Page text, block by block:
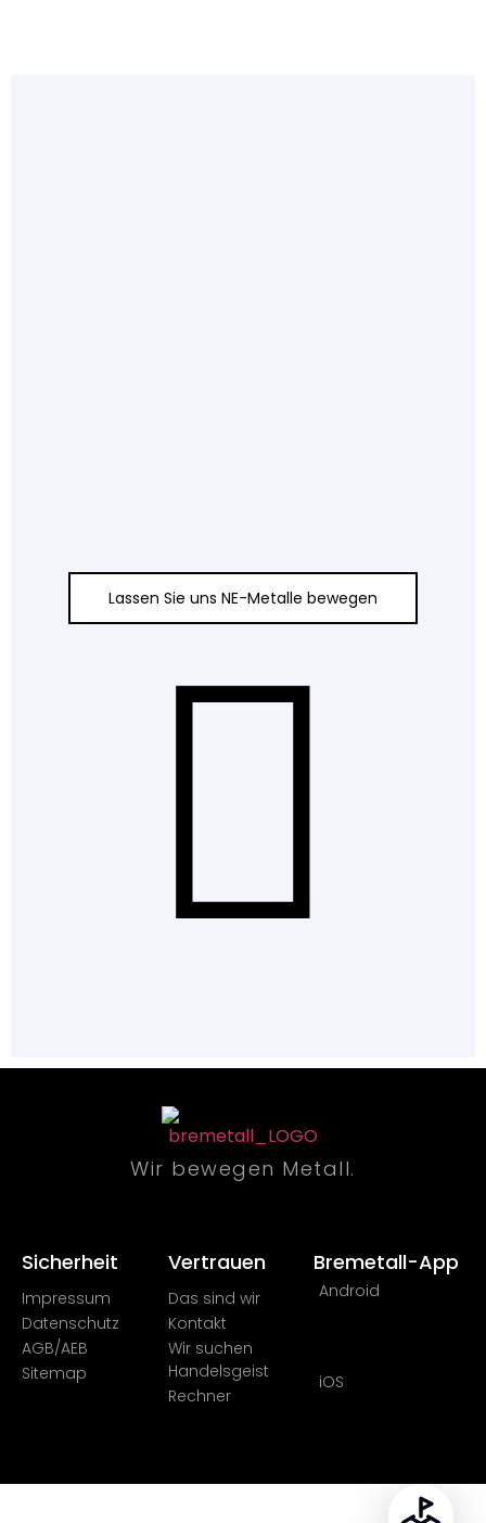
Lassen Sie uns NE-Metalle bewegen
Wir bewegen Metall.
Sicherheit​
Impressum
Datenschutz
AGB/AEB
Sitemap
Vertrauen
Das sind wir
Kontakt
Wir suchen
Handelsgeist
Rechner
Bremetall-App
Android
iOS